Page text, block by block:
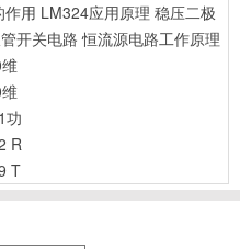
作用 LM324应用原理 稳压二极
开关电路 恒流源电路工作原理
功
R
T